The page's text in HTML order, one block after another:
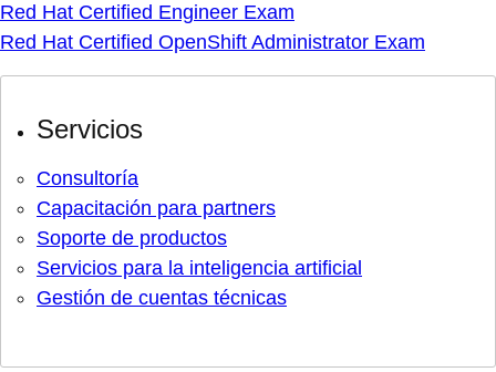
Red Hat Certified Engineer Exam
Red Hat Certified OpenShift Administrator Exam
Servicios
Consultoría
Capacitación para partners
Soporte de productos
Servicios para la inteligencia artificial
Gestión de cuentas técnicas